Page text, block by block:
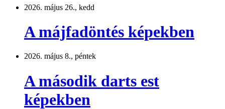
2026. május 26., kedd
A májfadöntés képekben
2026. május 8., péntek
A második darts est
képekben